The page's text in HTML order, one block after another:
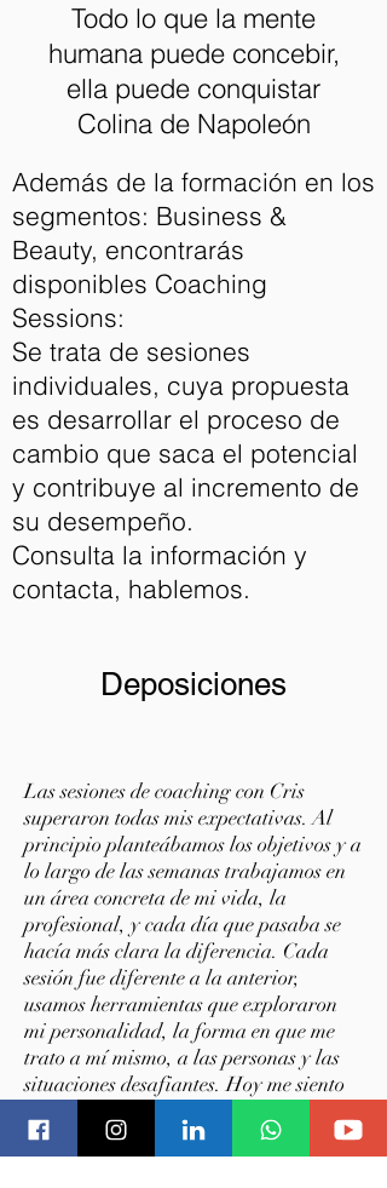
Todo lo que la mente
humana puede concebir,
ella puede conquistar
Colina de Napoleón
Además de la formación en los
segmentos: Business &
Beauty, encontrarás
disponibles Coaching
Sessions:
Se trata de sesiones
individuales, cuya propuesta
es desarrollar el proceso de
cambio que saca el potencial
y contribuye al incremento de
su desempeño.
Consulta la información y
contacta, hablemos.
Deposiciones
Las sesiones de coaching con Cris
superaron todas mis expectativas. Al
principio planteábamos los objetivos y a
lo largo de las semanas trabajamos en
un área concreta de mi vida, la
profesional, y cada día que pasaba se
hacía más clara la diferencia. Cada
sesión fue diferente a la anterior,
usamos herramientas que exploraron
mi personalidad, la forma en que me
trato a mí mismo, a las personas y las
situaciones desafiantes. Hoy me siento
trabajo y sobre todo de mis habilidades.
Uso las herramientas que me presentó